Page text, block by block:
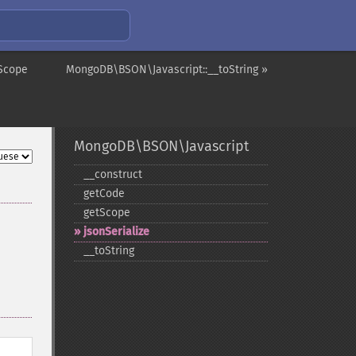
MongoDB\BSON\Javascript::__toString »
MongoDB\BSON\Javascript
_​_​construct
getCode
getScope
jsonSerialize
_​_​toString